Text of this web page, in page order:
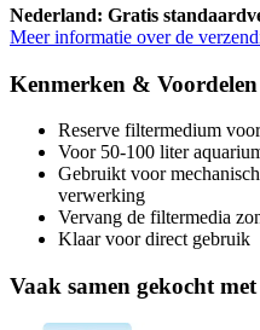
Nederland: Gratis
Meer informatie over de
Kenmerken & Voordelen
Reserve filtermedium
Voor 50-100 liter
Gebruikt voor
verwerking
Vervang de filtermedia
Klaar voor direct gebruik
Vaak samen gekocht